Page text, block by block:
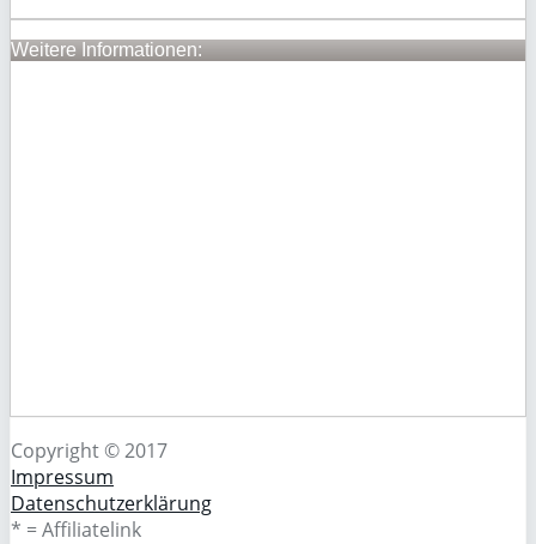
Weitere Informationen:
Copyright © 2017
Impressum
Datenschutzerklärung
* = Affiliatelink